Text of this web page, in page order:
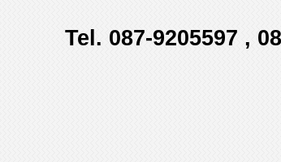
Tel. 087-9205597 ,